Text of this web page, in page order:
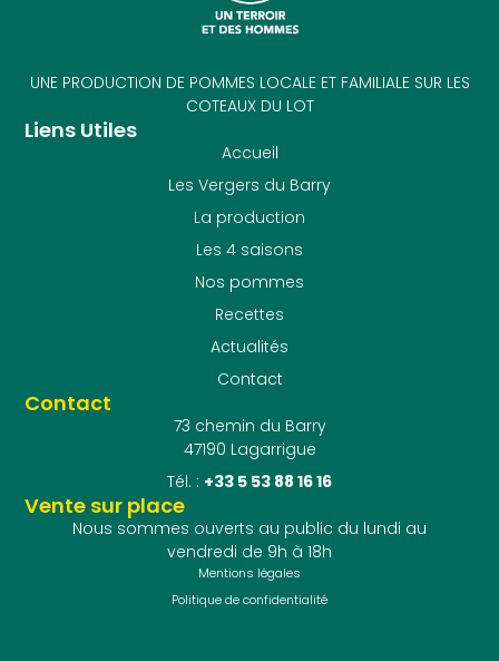
UNE PRODUCTION DE POMMES LOCALE ET FAMILIALE SUR LES
COTEAUX DU LOT
Liens Utiles
Accueil
Les Vergers du Barry
La production
Les 4 saisons
Nos pommes
Recettes
Actualités
Contact
Contact
73 chemin du Barry
47190 Lagarrigue
Tél. : +33 5 53 88 16 16
Vente sur place
Nous sommes ouverts au public du lundi au
vendredi de 9h à 18h
Mentions légales
Politique de confidentialité